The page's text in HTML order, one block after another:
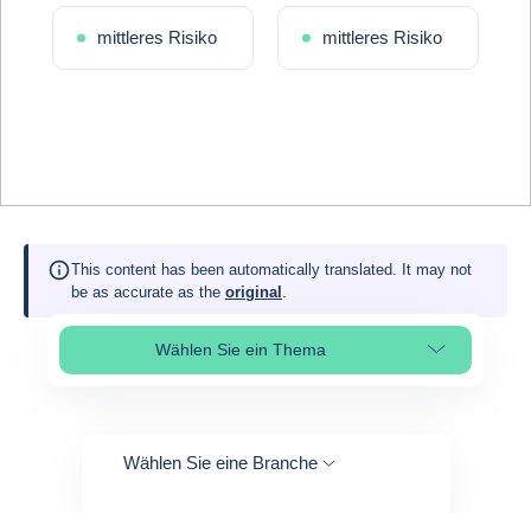
mittleres Risiko mittleres Risiko
This content has been automatically translated. It may not
be as accurate as the original .
Wählen Sie ein Thema
Select page section
Wählen Sie eine Branche